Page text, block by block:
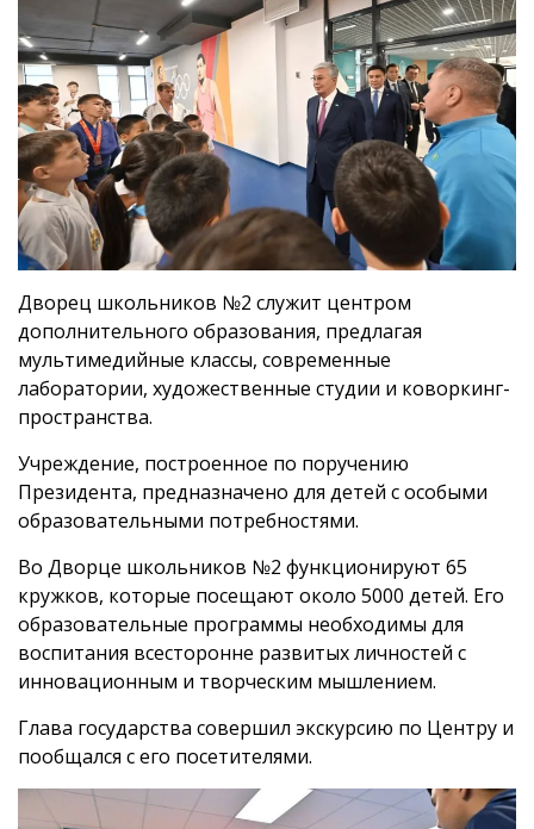
Дворец школьников №2 служит центром
дополнительного образования, предлагая
мультимедийные классы, современные
лаборатории, художественные студии и коворкинг-
пространства.
Учреждение, построенное по поручению
Президента, предназначено для детей с особыми
образовательными потребностями.
Во Дворце школьников №2 функционируют 65
кружков, которые посещают около 5000 детей. Его
образовательные программы необходимы для
воспитания всесторонне развитых личностей с
инновационным и творческим мышлением.
Глава государства совершил экскурсию по Центру и
пообщался с его посетителями.